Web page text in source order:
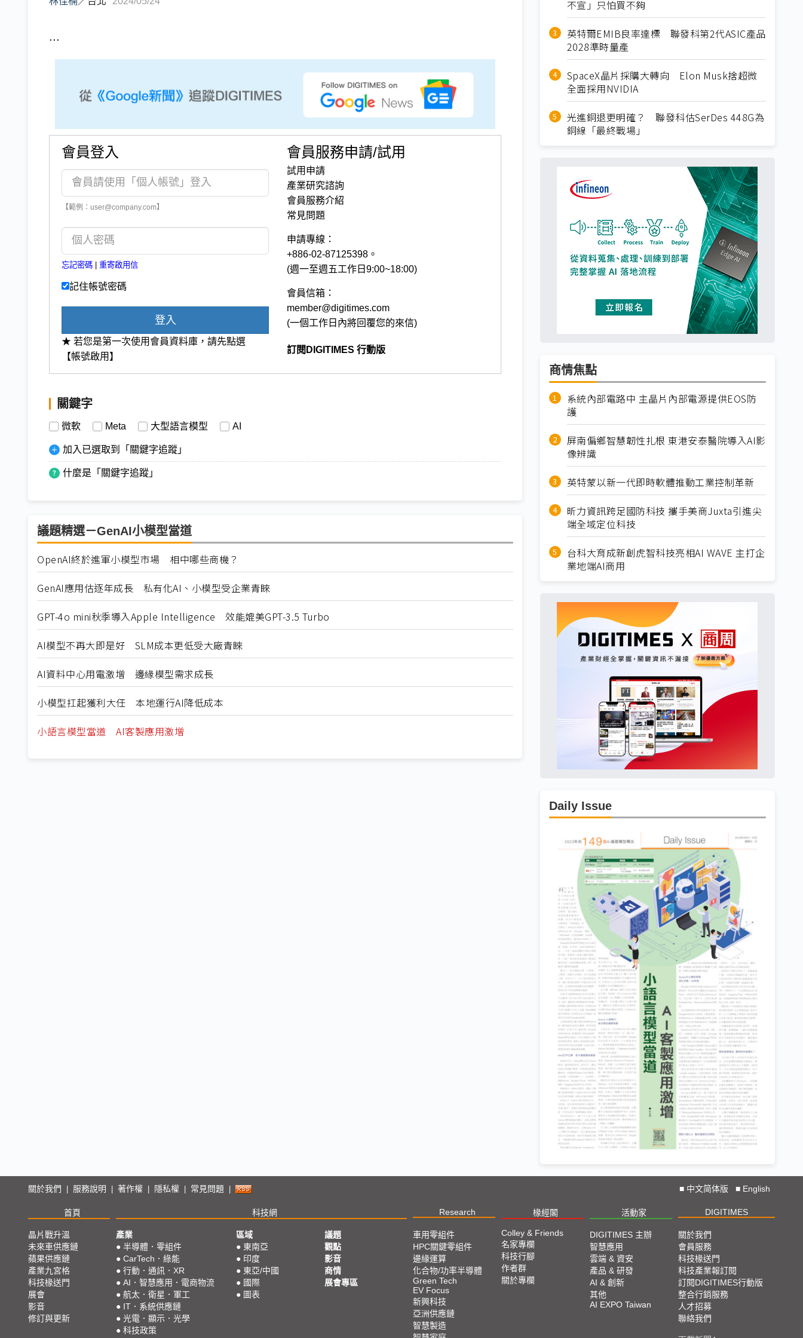
...
會員登入
【範例：user@company.com】
忘記密碼 | 重寄啟用信
記住帳號密碼
登入
★ 若您是第一次使用會員資料庫，請先點選
【帳號啟用】
會員服務申請/試用
試用申請
產業研究諮詢
會員服務介紹
常見問題
申請專線：
+886-02-87125398。
(週一至週五工作日9:00~18:00)
會員信箱：
member@digitimes.com
(一個工作日內將回覆您的來信)
訂閱DIGITIMES 行動版
關鍵字
微軟 Meta 大型語言模型 AI
加入已選取到「關鍵字追蹤」
什麼是「關鍵字追蹤」
議題精選－GenAI小模型當道
OpenAI終於進軍小模型市場 相中哪些商機？
GenAI應用估逐年成長 私有化AI、小模型受企業青睞
GPT-4o mini秋季導入Apple Intelligence 效能媲美GPT-3.5 Turbo
AI模型不再大即是好 SLM成本更低受大廠青睞
AI資料中心用電激增 邊緣模型需求成長
小模型扛起獲利大任 本地運行AI降低成本
小語言模型當道 AI客製應用激增
不宣」只怕買不夠
英特爾EMIB良率達標 聯發科第2代ASIC產品
2028準時量產
SpaceX晶片採購大轉向 Elon Musk捨超微
全面採用NVIDIA
光進銅退更明確？ 聯發科估SerDes 448G為
銅線「最終戰場」
商情焦點
系統內部電路中 主晶片內部電源提供EOS防
護
屏南偏鄉智慧韌性扎根 東港安泰醫院導入AI影
像辨識
英特蒙以新一代即時軟體推動工業控制革新
昕力資訊跨足國防科技 攜手美商Juxta引進尖
端全域定位科技
台科大育成新創虎智科技亮相AI WAVE 主打企
業地端AI商用
Daily Issue
關於我們 | 服務說明 | 著作權 | 隱私權 | 常見問題 | ■ 中文简体版 ■ English
首頁 科技網 Research 椽經閣 活動家 DIGITIMES
晶片戰升溫
未來車供應鏈
蘋果供應鏈
產業九宮格
科技椽送門
展會
影音
修訂與更新
產業
● 半導體．零組件
● CarTech．綠能
● 行動．通訊．XR
● AI．智慧應用．電商物流
● 航太．衛星．軍工
● IT．系統供應鏈
● 光電．顯示．光學
● 科技政策
區域
● 東南亞
● 印度
● 東亞/中國
● 國際
● 圖表
議題
觀點
影音
商情
展會專區
車用零組件
HPC關鍵零組件
邊緣運算
化合物/功率半導體
Green Tech
EV Focus
新興科技
亞洲供應鏈
智慧製造
Colley & Friends
名家專欄
科技行腳
作者群
關於專欄
DIGITIMES 主辦
智慧應用
雲端 & 資安
產品 & 研發
AI & 創新
其他
AI EXPO Taiwan
關於我們
會員服務
科技椽送門
科技產業報訂閱
訂閱DIGITIMES行動版
整合行銷服務
人才招募
聯絡我們